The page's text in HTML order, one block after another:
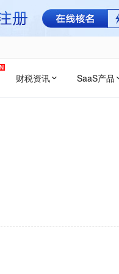
财税资讯 SaaS产品